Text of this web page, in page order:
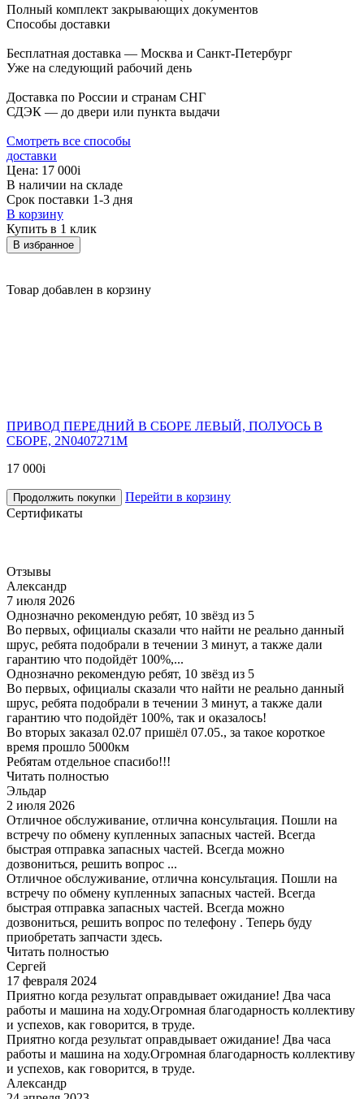
Полный комплект закрывающих документов
Способы доставки
Бесплатная доставка — Москва и Санкт-Петербург
Уже на следующий рабочий день
Доставка по России и странам СНГ
СДЭК — до двери или пункта выдачи
Смотреть все способы
доставки
Цена: 17 000i
В наличии на складе
Срок поставки 1-3 дня
В корзину
Купить в 1 клик
В избранное
Товар добавлен в корзину
ПРИВОД ПЕРЕДНИЙ В СБОРЕ ЛЕВЫЙ, ПОЛУОСЬ В
СБОРЕ, 2N0407271M
17 000i
Продолжить покупки
Перейти в корзину
Сертификаты
Отзывы
Александр
7 июля 2026
Однозначно рекомендую ребят, 10 звёзд из 5
Во первых, официалы сказали что найти не реально данный
шрус, ребята подобрали в течении 3 минут, а также дали
гарантию что подойдёт 100%,...
Однозначно рекомендую ребят, 10 звёзд из 5
Во первых, официалы сказали что найти не реально данный
шрус, ребята подобрали в течении 3 минут, а также дали
гарантию что подойдёт 100%, так и оказалось!
Во вторых заказал 02.07 пришёл 07.05., за такое короткое
время прошло 5000км
Ребятам отдельное спасибо!!!
Читать полностью
Эльдар
2 июля 2026
Отличное обслуживание, отлична консультация. Пошли на
встречу по обмену купленных запасных частей. Всегда
быстрая отправка запасных частей. Всегда можно
дозвониться, решить вопрос ...
Отличное обслуживание, отлична консультация. Пошли на
встречу по обмену купленных запасных частей. Всегда
быстрая отправка запасных частей. Всегда можно
дозвониться, решить вопрос по телефону . Теперь буду
приобретать запчасти здесь.
Читать полностью
Сергей
17 февраля 2024
Приятно когда результат оправдывает ожидание! Два часа
работы и машина на ходу.Огромная благодарность коллективу
и успехов, как говорится, в труде.
Приятно когда результат оправдывает ожидание! Два часа
работы и машина на ходу.Огромная благодарность коллективу
и успехов, как говорится, в труде.
Александр